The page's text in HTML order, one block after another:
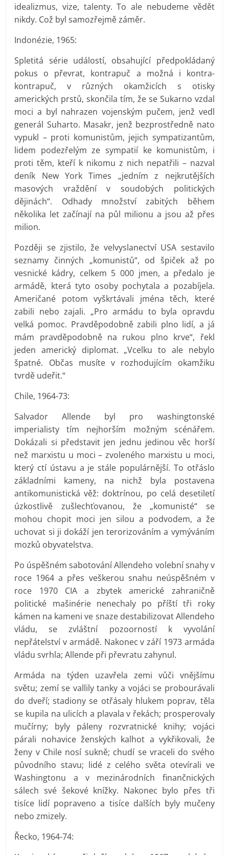
idealizmus, vize, talenty. To ale nebudeme vědět
nikdy. Což byl samozřejmě záměr.
Indonézie, 1965:
Spletitá série událostí, obsahující předpokládaný
pokus o převrat, kontrapuč a možná i kontra-
kontrapuč, v různých okamžicích s otisky
amerických prstů, skončila tím, že se Sukarno vzdal
moci a byl nahrazen vojenským pučem, jenž vedl
generál Suharto. Masakr, jenž bezprostředně nato
vypukl – proti komunistům, jejich sympatizantům,
lidem podezřelým ze sympatií ke komunistům, i
proti těm, kteří k nikomu z nich nepatřili – nazval
deník New York Times „jedním z nejkrutějších
masových vraždění v soudobých politických
dějinách“. Odhady množství zabitých během
několika let začínají na půl milionu a jsou až přes
milion.
Později se zjistilo, že velvyslanectví USA sestavilo
seznamy činných „komunistů“, od špiček až po
vesnické kádry, celkem 5 000 jmen, a předalo je
armádě, která tyto osoby pochytala a pozabíjela.
Američané potom vyškrtávali jména těch, které
zabili nebo zajali. „Pro armádu to byla opravdu
velká pomoc. Pravděpodobně zabili plno lidí, a já
mám pravděpodobně na rukou plno krve“, řekl
jeden americký diplomat. „Vcelku to ale nebylo
špatné. Občas musíte v rozhodujícím okamžiku
tvrdě udeřit.“
Chile, 1964-73:
Salvador Allende byl pro washingtonské
imperialisty tím nejhorším možným scénářem.
Dokázali si představit jen jednu jedinou věc horší
než marxistu u moci – zvoleného marxistu u moci,
který ctí ústavu a je stále populárnější. To otřáslo
základními kameny, na nichž byla postavena
antikomunistická věž: doktrínou, po celá desetiletí
úzkostlivě zušlechťovanou, že „komunisté“ se
mohou chopit moci jen silou a podvodem, a že
uchovat si ji dokáží jen terorizováním a vymýváním
mozků obyvatelstva.
Po úspěšném sabotování Allendeho volební snahy v
roce 1964 a přes veškerou snahu neúspěšném v
roce 1970 CIA a zbytek americké zahraničně
politické mašinérie nenechaly po příští tři roky
kámen na kameni ve snaze destabilizovat Allendeho
vládu, se zvláštní pozoorností k vyvolání
nepřátelství v armádě. Nakonec v září 1973 armáda
vládu svrhla; Allende při převratu zahynul.
Armáda na týden uzavřela zemi vůči vnějšímu
světu; zemí se vallily tanky a vojáci se probourávali
do dveří; stadiony se otřásaly hlukem poprav, těla
se kupila na ulicích a plavala v řekách; prosperovaly
mučírny; byly páleny rozvratnické knihy; vojáci
párali nohavice ženských kalhot a vykřikovali, že
ženy v Chile nosí sukně; chudí se vraceli do svého
původního stavu; lidé z celého světa otevírali ve
Washingtonu a v mezinárodních finančnických
sálech své šekové knížky. Nakonec bylo přes tři
tisíce lidí popraveno a tisíce dalších byly mučeny
nebo zmizely.
Řecko, 1964-74: